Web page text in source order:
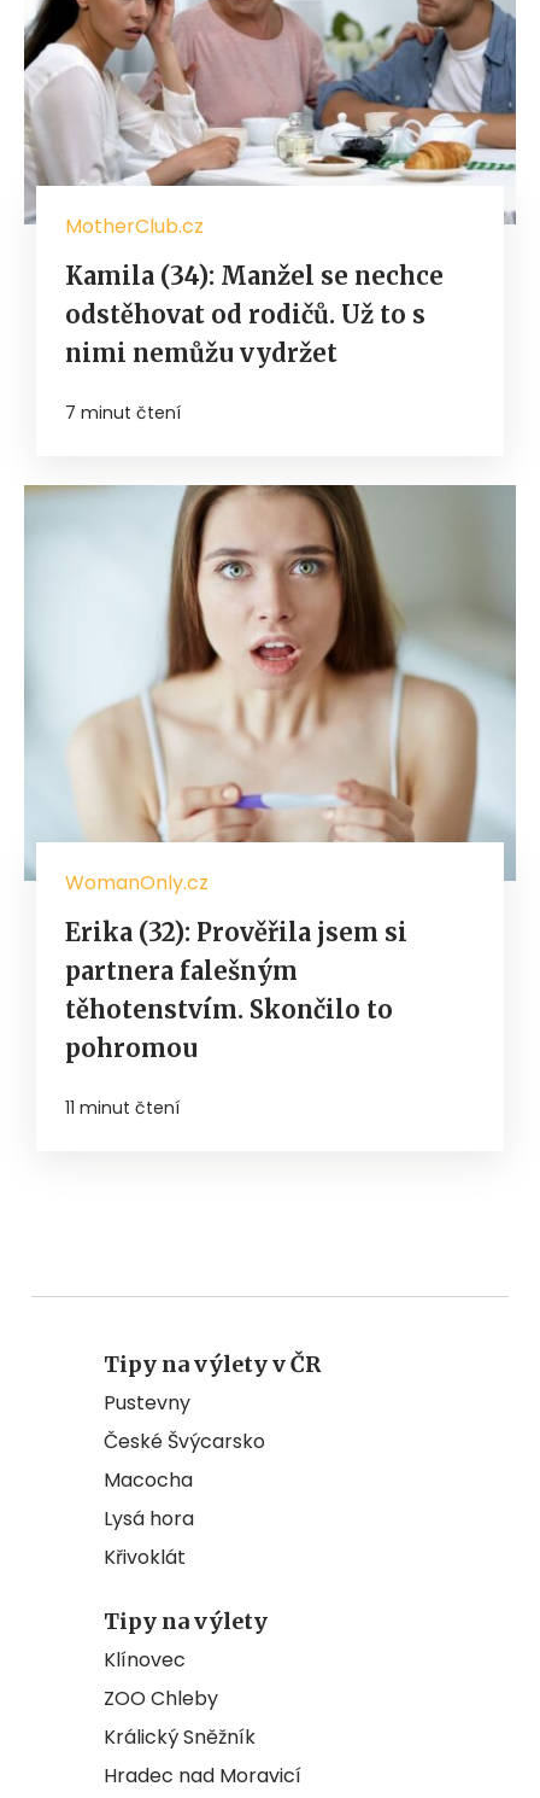
MotherClub.cz
Kamila (34): Manžel se nechce
odstěhovat od rodičů. Už to s
nimi nemůžu vydržet
7 minut čtení
WomanOnly.cz
Erika (32): Prověřila jsem si
partnera falešným
těhotenstvím. Skončilo to
pohromou
11 minut čtení
Tipy na výlety v ČR
Pustevny
České Švýcarsko
Macocha
Lysá hora
Křivoklát
Tipy na výlety
Klínovec
ZOO Chleby
Králický Sněžník
Hradec nad Moravicí